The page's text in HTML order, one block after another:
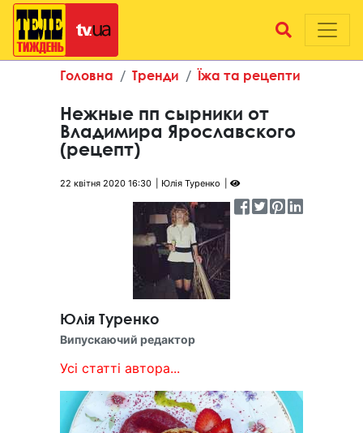
Головна Тренди Їжа та рецепти
Нежные пп сырники от
Владимира Ярославского
(рецепт)
22 квітня 2020 16:30 Юлія Туренко
Юлія Туренко
Випускаючий редактор
Усі статті автора...